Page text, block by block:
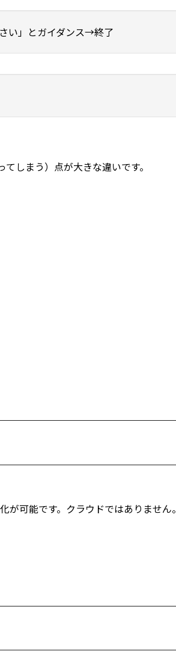
い」とガイダンス→終了
てしまう）点が大きな違いです。
可能です。クラウドではありません。